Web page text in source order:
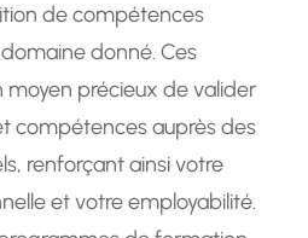
de compétences
donné. Ces
moyen précieux de valider
compétences auprès des
renforçant ainsi votre
et votre employabilité.